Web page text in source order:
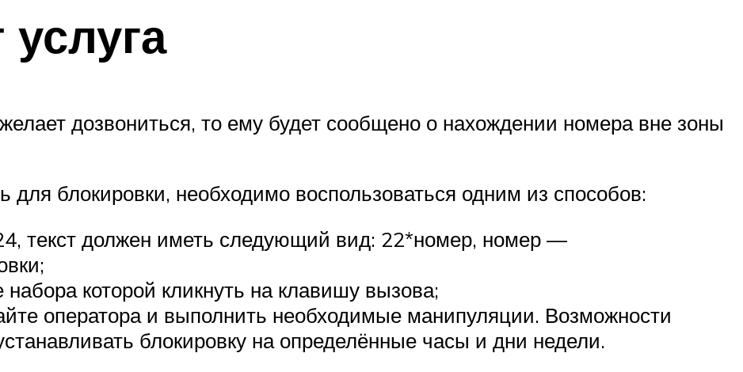
услуга
дозвониться, то ему будет сообщено о нахождении номера вне зоны
блокировки, необходимо воспользоваться одним из способов:
текст должен иметь следующий вид: 22*номер, номер —
которой кликнуть на клавишу вызова;
оператора и выполнить необходимые манипуляции. Возможности
блокировку на определённые часы и дни недели.